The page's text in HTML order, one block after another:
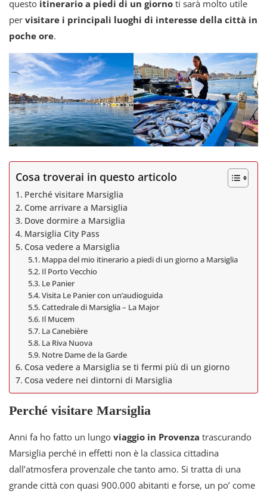
questo itinerario a piedi di un giorno ti sarà molto utile
per visitare i principali luoghi di interesse della città in
poche ore.
Cosa troverai in questo articolo
Perché visitare Marsiglia
Come arrivare a Marsiglia
Dove dormire a Marsiglia
Marsiglia City Pass
Cosa vedere a Marsiglia
Mappa del mio itinerario a piedi di un giorno a Marsiglia
Il Porto Vecchio
Le Panier
Visita Le Panier con un’audioguida
Cattedrale di Marsiglia – La Major
Il Mucem
La Canebière
La Riva Nuova
Notre Dame de la Garde
Cosa vedere a Marsiglia se ti fermi più di un giorno
Cosa vedere nei dintorni di Marsiglia
Perché visitare Marsiglia
Anni fa ho fatto un lungo viaggio in Provenza trascurando
Marsiglia perché in effetti non è la classica cittadina
dall’atmosfera provenzale che tanto amo. Si tratta di una
grande città con quasi 900.000 abitanti e forse, un po’ come